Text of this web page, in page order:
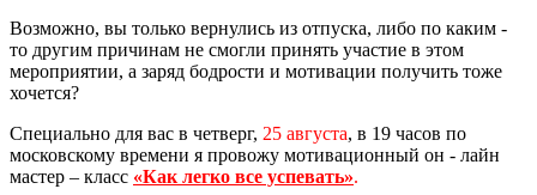
Возможно, вы только вернулись из отпуска, либо по каким -
то другим причинам не смогли принять участие в этом
мероприятии, а заряд бодрости и мотивации получить тоже
хочется?
Специально для вас в четверг, 25 августа, в 19 часов по
московскому времени я провожу мотивационный он - лайн
мастер – класс «Как легко все успевать».